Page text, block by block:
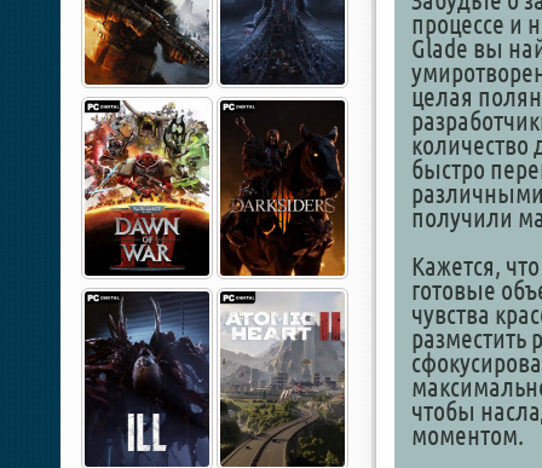
процессе и
Glade вы
целая
быстро
получили
Кажется,
готовые
чувства
разместить
чтобы
моментом.